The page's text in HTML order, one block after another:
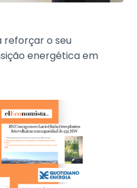
reforçar o seu
energética em